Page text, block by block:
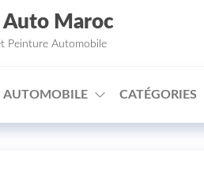
Auto Maroc
Peinture Automobile
AUTOMOBILE CATÉGORIES